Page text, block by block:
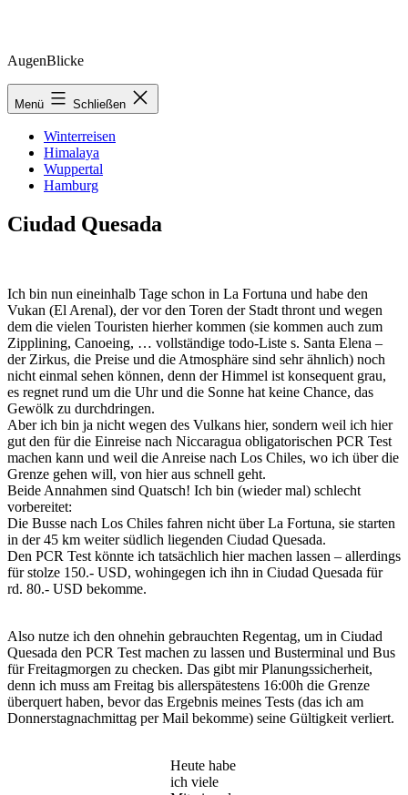
Zum
springen
AugenBlicke
Menü Schließen
Winterreisen
Himalaya
Wuppertal
Hamburg
Ciudad Quesada
Ich bin nun eineinhalb Tage schon in La Fortuna und habe den
Vukan (El Arenal), der vor den Toren der Stadt thront und wegen
dem die vielen Touristen hierher kommen (sie kommen auch zum
Zipplining, Canoeing, … vollständige todo-Liste s. Santa Elena –
der Zirkus, die Preise und die Atmosphäre sind sehr ähnlich) noch
nicht einmal sehen können, denn der Himmel ist konsequent grau,
es regnet rund um die Uhr und die Sonne hat keine Chance, das
Gewölk zu durchdringen.
Aber ich bin ja nicht wegen des Vulkans hier, sondern weil ich hier
gut den für die Einreise nach Niccaragua obligatorischen PCR Test
machen kann und weil die Anreise nach Los Chiles, wo ich über die
Grenze gehen will, von hier aus schnell geht.
Beide Annahmen sind Quatsch! Ich bin (wieder mal) schlecht
vorbereitet:
Die Busse nach Los Chiles fahren nicht über La Fortuna, sie starten
in der 45 km weiter südlich liegenden Ciudad Quesada.
Den PCR Test könnte ich tatsächlich hier machen lassen – allerdings
für stolze 150.- USD, wohingegen ich ihn in Ciudad Quesada für
rd. 80.- USD bekomme.
Also nutze ich den ohnehin gebrauchten Regentag, um in Ciudad
Quesada den PCR Test machen zu lassen und Busterminal und Bus
für Freitagmorgen zu checken. Das gibt mir Planungssicherheit,
denn ich muss am Freitag bis allerspätestens 16:00h die Grenze
überquert haben, bevor das Ergebnis meines Tests (das ich am
Donnerstagnachmittag per Mail bekomme) seine Gültigkeit verliert.
Heute habe
ich viele